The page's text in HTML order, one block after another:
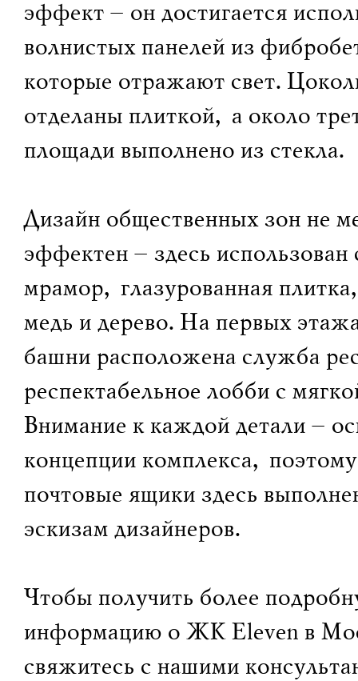
эффект – он достигается
волнистых панелей из
которые отражают свет.
отделаны плиткой, а около
площади выполнено из стекла.
Дизайн общественных зон не
эффектен – здесь использован
мрамор, глазурованная
медь и дерево. На первых
башни расположена служба
респектабельное лобби с
Внимание к каждой детали –
концепции комплекса,
почтовые ящики здесь
эскизам дизайнеров.
Чтобы получить более
информацию о ЖК Eleven в
свяжитесь с нашими